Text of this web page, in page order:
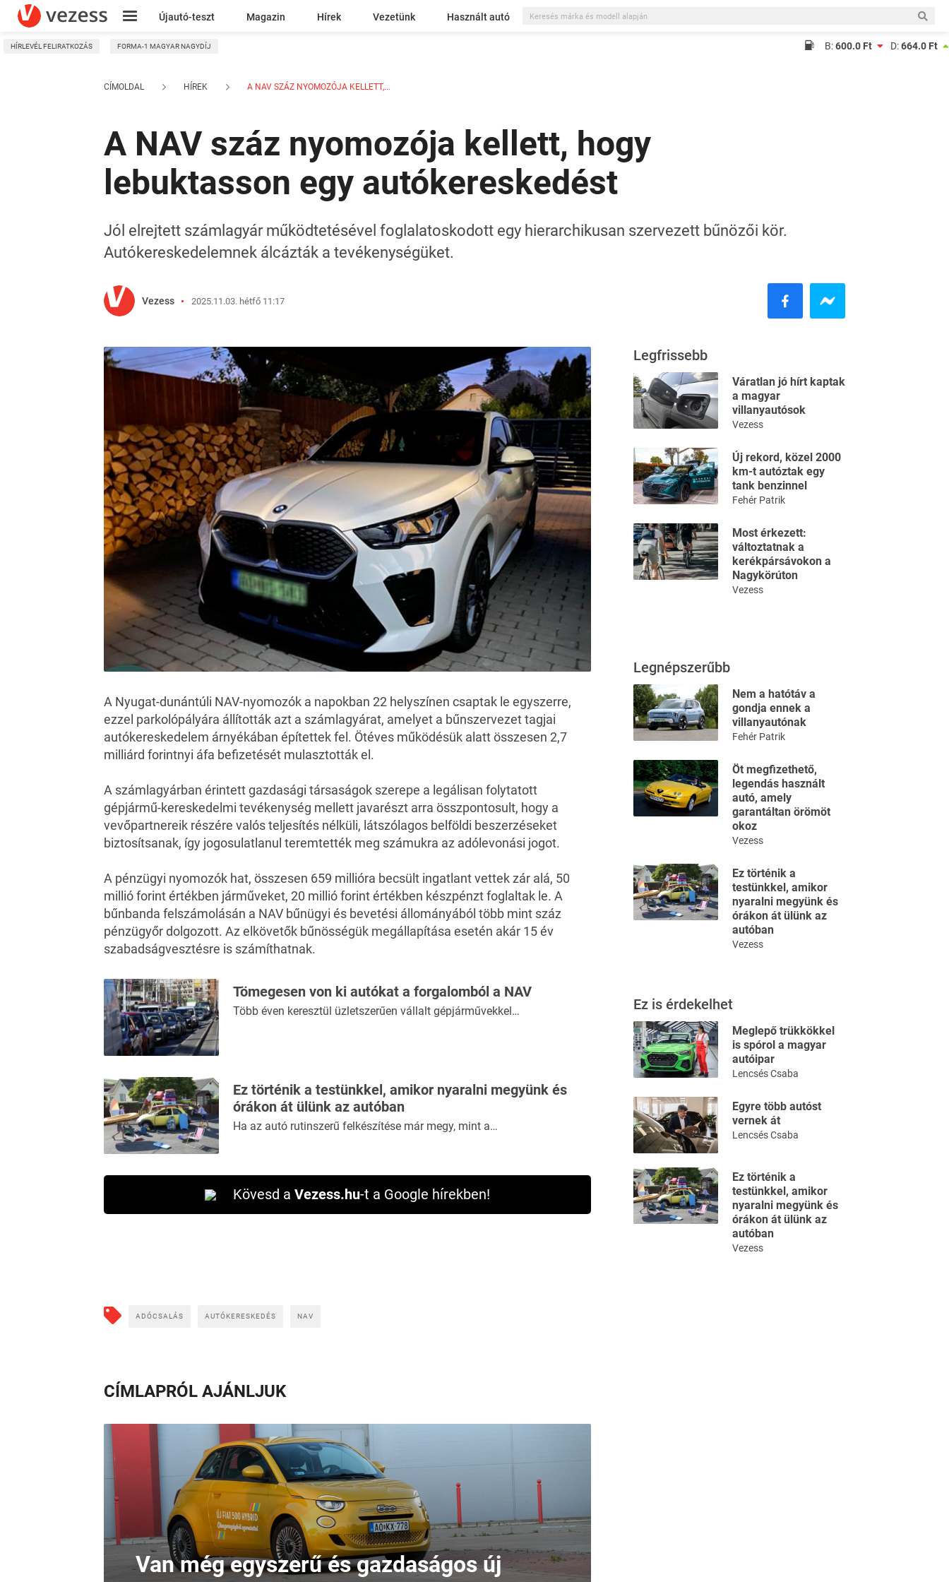
Újautó-teszt Magazin Hírek Vezetünk Használt autó
Kresz
HÍRLEVÉL FELIRATKOZÁS FORMA-1 MAGYAR NAGYDÍJ B:600.0 Ft D:664.0 Ft
CÍMOLDAL HÍREK A NAV SZÁZ NYOMOZÓJA KELLETT,...
A NAV száz nyomozója kellett, hogy
lebuktasson egy autókereskedést
Jól elrejtett számlagyár működtetésével foglalatoskodott egy hierarchikusan szervezett bűnözői kör.
Autókereskedelemnek álcázták a tevékenységüket.
Vezess 2025.11.03. hétfő 11:17
A Nyugat-dunántúli NAV-nyomozók a napokban 22 helyszínen csaptak le egyszerre,
ezzel parkolópályára állították azt a számlagyárat, amelyet a bűnszervezet tagjai
autókereskedelem árnyékában építettek fel. Ötéves működésük alatt összesen 2,7
milliárd forintnyi áfa befizetését mulasztották el.
A számlagyárban érintett gazdasági társaságok szerepe a legálisan folytatott
gépjármű-kereskedelmi tevékenység mellett javarészt arra összpontosult, hogy a
vevőpartnereik részére valós teljesítés nélküli, látszólagos belföldi beszerzéseket
biztosítsanak, így jogosulatlanul teremtették meg számukra az adólevonási jogot.
A pénzügyi nyomozók hat, összesen 659 millióra becsült ingatlant vettek zár alá, 50
millió forint értékben járműveket, 20 millió forint értékben készpénzt foglaltak le. A
bűnbanda felszámolásán a NAV bűnügyi és bevetési állományából több mint száz
pénzügyőr dolgozott. Az elkövetők bűnösségük megállapítása esetén akár 15 év
szabadságvesztésre is számíthatnak.
Tömegesen von ki autókat a forgalomból a NAV
Több éven keresztül üzletszerűen vállalt gépjárművekkel…
Ez történik a testünkkel, amikor nyaralni megyünk és
órákon át ülünk az autóban
Ha az autó rutinszerű felkészítése már megy, mint a…
Kövesd a Vezess.hu-t a Google hírekben!
ADÓCSALÁS AUTÓKERESKEDÉS NAV
CÍMLAPRÓL AJÁNLJUK
Van még egyszerű és gazdaságos új
Legfrissebb
Váratlan jó hírt kaptak
a magyar
villanyautósok
Vezess
Új rekord, közel 2000
km-t autóztak egy
tank benzinnel
Fehér Patrik
Most érkezett:
változtatnak a
kerékpársávokon a
Nagykörúton
Vezess
Legnépszerűbb
Nem a hatótáv a
gondja ennek a
villanyautónak
Fehér Patrik
Öt megfizethető,
legendás használt
autó, amely
garantáltan örömöt
okoz
Vezess
Ez történik a
testünkkel, amikor
nyaralni megyünk és
órákon át ülünk az
autóban
Vezess
Ez is érdekelhet
Meglepő trükkökkel
is spórol a magyar
autóipar
Lencsés Csaba
Egyre több autóst
vernek át
Lencsés Csaba
Ez történik a
testünkkel, amikor
nyaralni megyünk és
órákon át ülünk az
autóban
Vezess